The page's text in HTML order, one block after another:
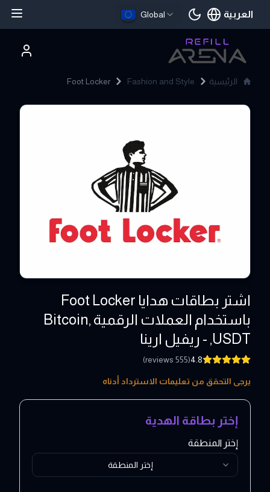
Global العربية
اللغة الحالية
الرئيسية Fashion and Style
Foot Locker
اشتر بطاقات هدايا Foot Locker
باستخدام العملات الرقمية ,Bitcoin
,USDT - ريفيل ارينا
4.8
(
555
reviews
)
5 - 500 USD
يرجى التحقق من تعليمات الاسترداد أدناه
إختر بطاقة الهدية
إختر المنطقة
إختر المنطقة